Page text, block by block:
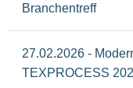
Branchentreff
27.02.2026 -
TEXPROCESS